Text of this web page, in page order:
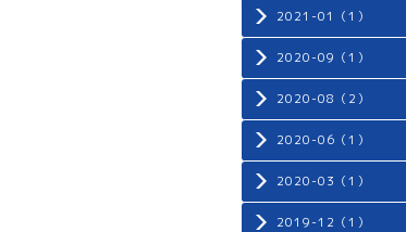
2021-01（1）
2020-09（1）
2020-08（2）
2020-06（1）
2020-03（1）
2019-12（1）